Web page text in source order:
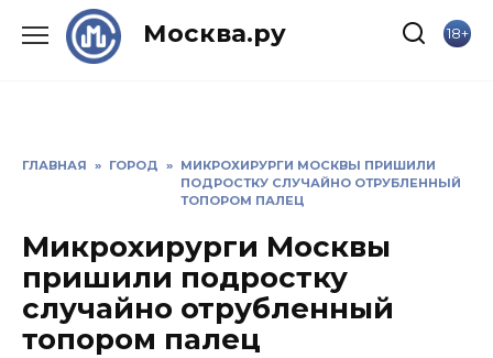
Москва.ру 18+
ГЛАВНАЯ » ГОРОД » МИКРОХИРУРГИ МОСКВЫ ПРИШИЛИ
ПОДРОСТКУ СЛУЧАЙНО ОТРУБЛЕННЫЙ
ТОПОРОМ ПАЛЕЦ
Микрохирурги Москвы
пришили подростку
случайно отрубленный
топором палец